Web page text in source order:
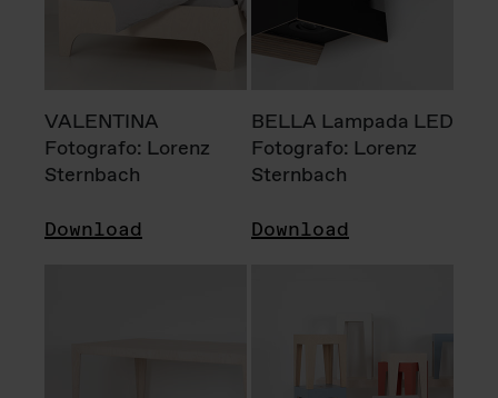
VALENTINA
Fotografo: Lorenz
Sternbach
Download
BELLA Lampada LED
Fotografo: Lorenz
Sternbach
Download